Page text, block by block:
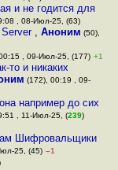
и не годится для
, 08-Июл-25, (63)
,Аноним (50),
, 09-Июл-25, (177) +1
то и никаких
(172), 00:19 , 09-
например до сих
, 11-Июл-25, (239)
Шифровальщики
25, (45) –1